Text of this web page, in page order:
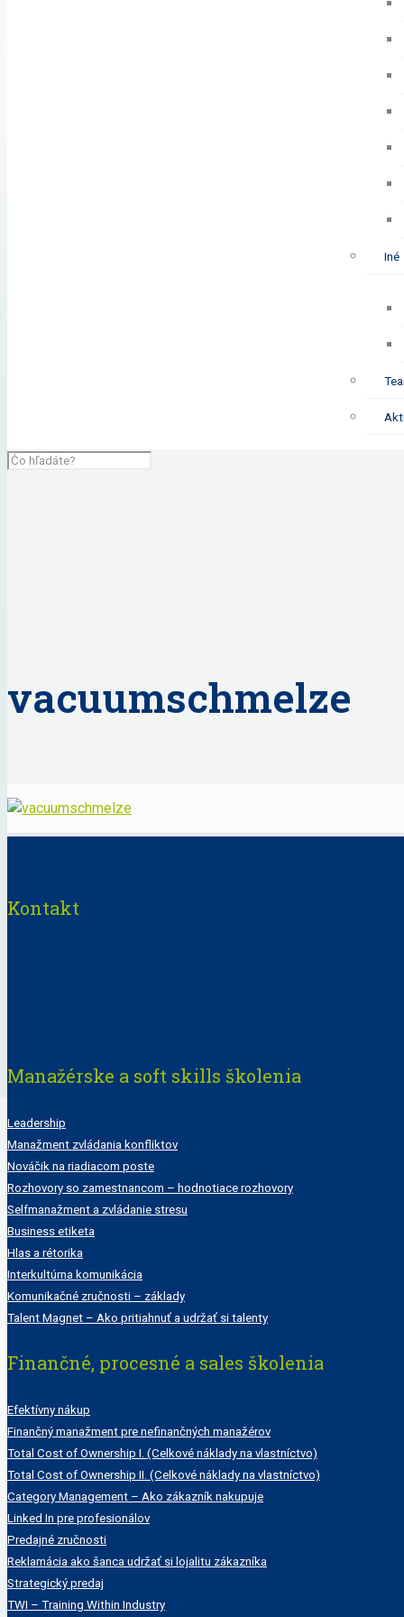
Iné
vacuumschmelze
Kontakt
Manažérske a soft skills školenia
Leadership
Manažment zvládania konfliktov
Nováčik na riadiacom poste
Rozhovory so zamestnancom – hodnotiace rozhovory
Selfmanažment a zvládanie stresu
Business etiketa
Hlas a rétorika
Interkultúrna komunikácia
Komunikačné zručnosti – základy
Talent Magnet – Ako pritiahnuť a udržať si talenty
Finančné, procesné a sales školenia
Efektívny nákup
Finančný manažment pre nefinančných manažérov
Total Cost of Ownership I. (Celkové náklady na vlastníctvo)
Total Cost of Ownership II. (Celkové náklady na vlastníctvo)
Category Management – Ako zákazník nakupuje
Linked In pre profesionálov
Predajné zručnosti
Reklamácia ako šanca udržať si lojalitu zákazníka
Strategický predaj
TWI – Training Within Industry